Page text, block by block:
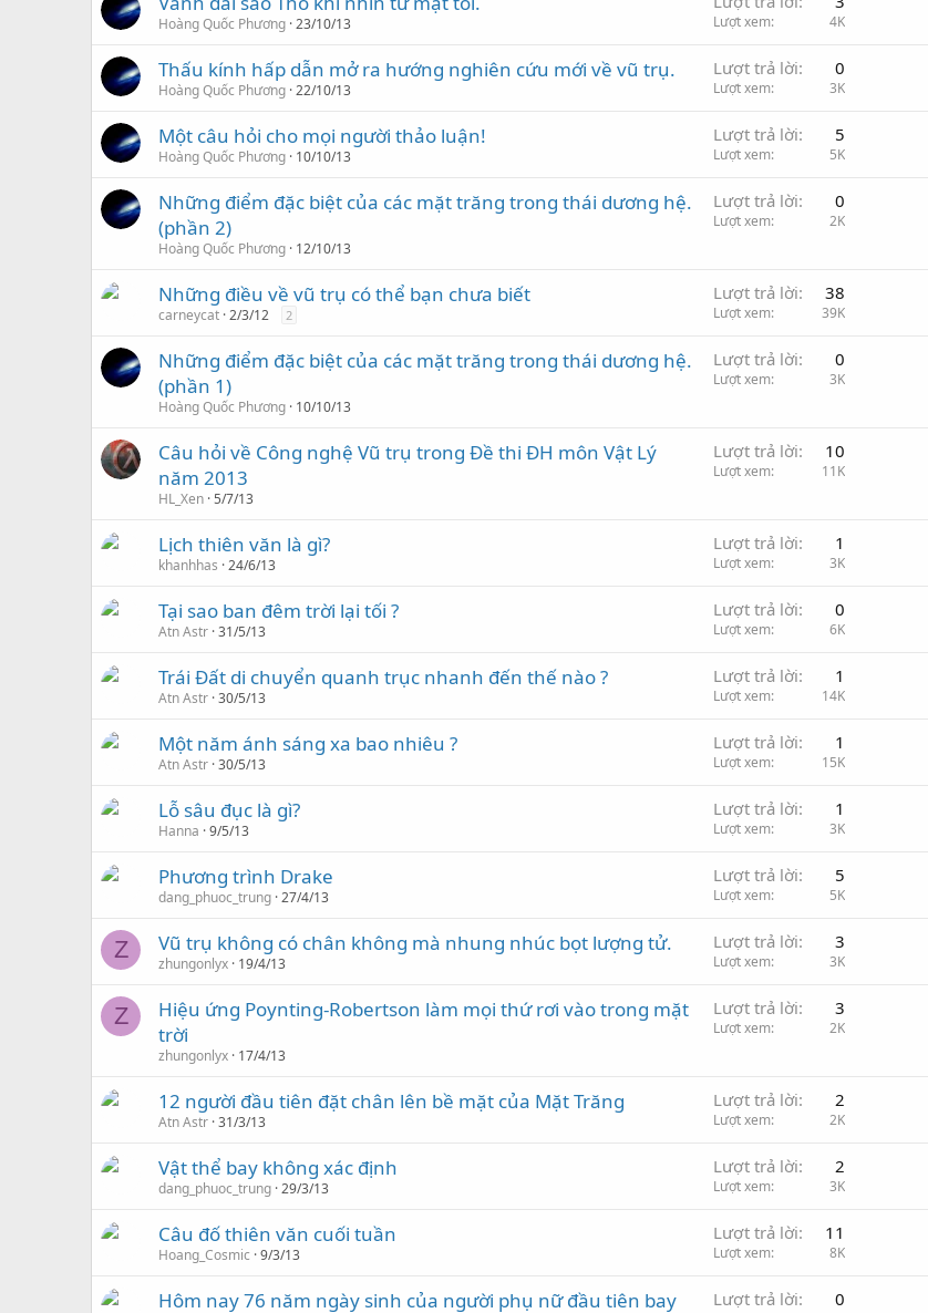
Hoàng Quốc Phương 23/10/13 Lượt xem 4K
Thấu kính hấp dẫn mở ra hướng nghiên cứu mới về vũ trụ.
Hoàng Quốc Phương 22/10/13
Lượt trả lời 0
Lượt xem 3K
Một câu hỏi cho mọi người thảo luận!
Hoàng Quốc Phương 10/10/13
Lượt trả lời 5
Lượt xem 5K
Những điểm đặc biệt của các mặt trăng trong thái dương hệ.
(phần 2)
Hoàng Quốc Phương 12/10/13
Lượt trả lời 0
Lượt xem 2K
Những điều về vũ trụ có thể bạn chưa biết
carneycat 2/3/12 2
Lượt trả lời 38
Lượt xem 39K
Những điểm đặc biệt của các mặt trăng trong thái dương hệ.
(phần 1)
Hoàng Quốc Phương 10/10/13
Lượt trả lời 0
Lượt xem 3K
Câu hỏi về Công nghệ Vũ trụ trong Đề thi ĐH môn Vật Lý
năm 2013
HL_Xen 5/7/13
Lượt trả lời 10
Lượt xem 11K
Lịch thiên văn là gì?
khanhhas 24/6/13
Lượt trả lời 1
Lượt xem 3K
Tại sao ban đêm trời lại tối ?
Atn Astr 31/5/13
Lượt trả lời 0
Lượt xem 6K
Trái Đất di chuyển quanh trục nhanh đến thế nào ?
Atn Astr 30/5/13
Lượt trả lời 1
Lượt xem 14K
Một năm ánh sáng xa bao nhiêu ?
Atn Astr 30/5/13
Lượt trả lời 1
Lượt xem 15K
Lỗ sâu đục là gì?
Hanna 9/5/13
Lượt trả lời 1
Lượt xem 3K
Phương trình Drake
dang_phuoc_trung 27/4/13
Lượt trả lời 5
Lượt xem 5K
Z Vũ trụ không có chân không mà nhung nhúc bọt lượng tử.
zhungonlyx 19/4/13
Lượt trả lời 3
Lượt xem 3K
Z
Hiệu ứng Poynting-Robertson làm mọi thứ rơi vào trong mặt
trời
zhungonlyx 17/4/13
Lượt trả lời 3
Lượt xem 2K
12 người đầu tiên đặt chân lên bề mặt của Mặt Trăng
Atn Astr 31/3/13
Lượt trả lời 2
Lượt xem 2K
Vật thể bay không xác định
dang_phuoc_trung 29/3/13
Lượt trả lời 2
Lượt xem 3K
Câu đố thiên văn cuối tuần
Hoang_Cosmic 9/3/13
Lượt trả lời 11
Lượt xem 8K
Hôm nay 76 năm ngày sinh của người phụ nữ đầu tiên bay Lượt trả lời 0